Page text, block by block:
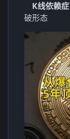
K线依赖症
破形态